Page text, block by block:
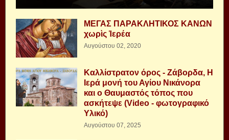
ΜΕΓΑΣ ΠΑΡΑΚΛΗΤΙΚΟΣ ΚΑΝΩΝ
χωρὶς Ἱερέα
Αυγούστου 02, 2020
Καλλίστρατον όρος - Ζάβορδα, Η
Ιερά μονή του Αγίου Νικάνορα
και ο Θαυμαστός τόπος που
ασκήτεψε (Video - φωτογραφικό
Υλικό)
Αυγούστου 07, 2025